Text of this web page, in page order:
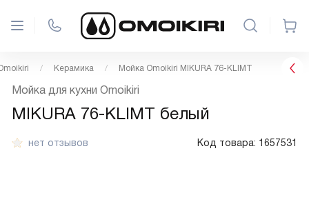
Керамика Мойка Omoikiri MIKURA 76-KLIMT
нет отзывов Код товара: 1657531
Мойка для кухни Omoikiri
MIKURA 76-KLIMT белый